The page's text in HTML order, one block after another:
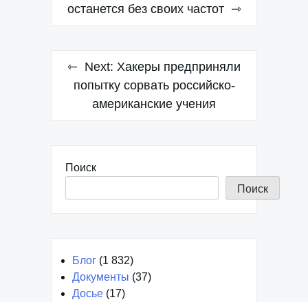
поостанется без своих частот
Next: Хакеры предприняли
попытку сорвать российско-
американские учения
Поиск
Поиск
Блог (1 832)
Документы (37)
Досье (17)